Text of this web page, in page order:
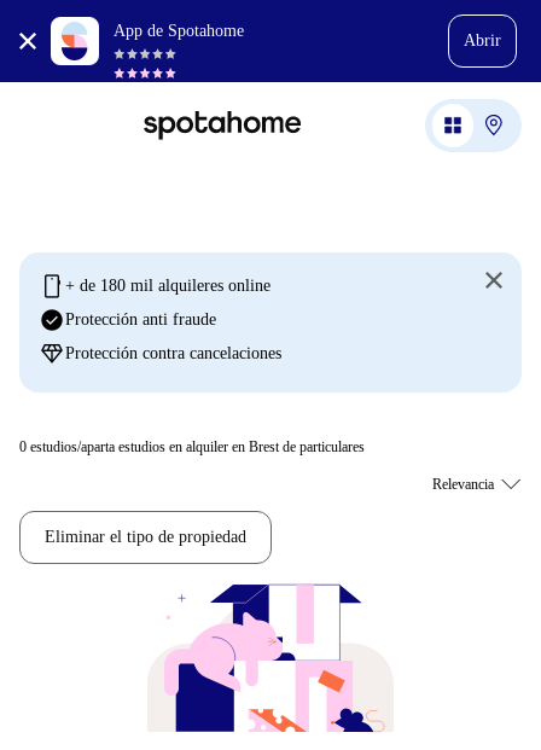
App de Spotahome
Abrir
mobile + de 180 mil alquileres online
check_circleProtección anti fraude
diamondProtección contra cancelaciones
0 estudios/aparta estudios en alquiler en Brest de particulares
Eliminar el tipo de propiedad